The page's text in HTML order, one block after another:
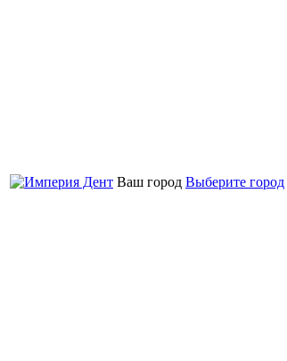
Ваш город Выберите город